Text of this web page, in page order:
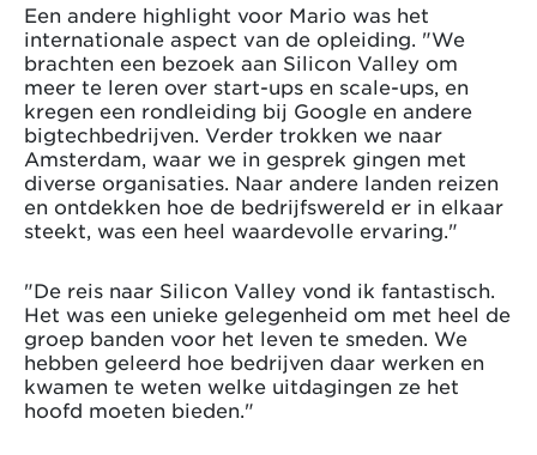
Een andere highlight voor Mario was het
internationale aspect van de opleiding. "We
brachten een bezoek aan Silicon Valley om
meer te leren over start-ups en scale-ups, en
kregen een rondleiding bij Google en andere
bigtechbedrijven. Verder trokken we naar
Amsterdam, waar we in gesprek gingen met
diverse organisaties. Naar andere landen reizen
en ontdekken hoe de bedrijfswereld er in elkaar
steekt, was een heel waardevolle ervaring."
"De reis naar Silicon Valley vond ik fantastisch.
Het was een unieke gelegenheid om met heel de
groep banden voor het leven te smeden. We
hebben geleerd hoe bedrijven daar werken en
kwamen te weten welke uitdagingen ze het
hoofd moeten bieden."